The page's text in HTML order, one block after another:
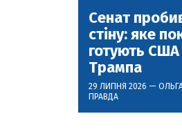
Сенат
стіну: яке
готують
Трампа
29 ЛИПНЯ 2026 —
ПРАВДА